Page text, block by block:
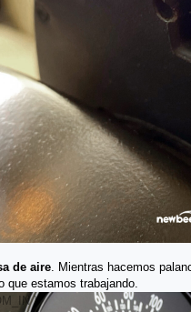
de aire. Mientras hacemos
que estamos trabajando.